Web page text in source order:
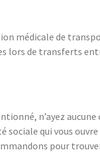
médicale de
de transferts
n’ayez
qui vous
pour